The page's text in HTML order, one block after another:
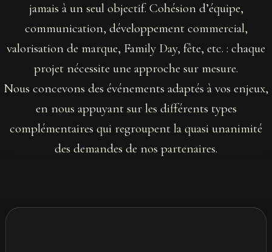
jamais à un seul objectif. Cohésion d’équipe,
communication, développement commercial,
valorisation de marque, Family Day, fête, etc. : chaque
projet nécessite une approche sur mesure.
Nous concevons des événements adaptés à vos enjeux,
en nous appuyant sur les différents types
complémentaires qui regroupent la quasi unanimité
des demandes de nos partenaires.